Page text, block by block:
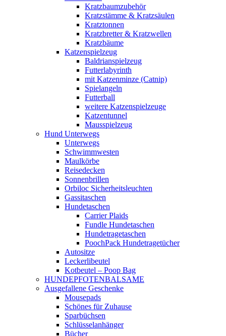
Kratzbaumzubehör
Kratzstämme & Kratzsäulen
Kratztonnen
Kratzbretter & Kratzwellen
Kratzbäume
Katzenspielzeug
Baldrianspielzeug
Futterlabyrinth
mit Katzenminze (Catnip)
Spielangeln
Futterball
weitere Katzenspielzeuge
Katzentunnel
Mausspielzeug
Hund Unterwegs
Unterwegs
Schwimmwesten
Maulkörbe
Reisedecken
Sonnenbrillen
Orbiloc Sicherheitsleuchten
Gassitaschen
Hundetaschen
Carrier Plaids
Fundle Hundetaschen
Hundetragetaschen
PoochPack Hundetragetücher
Autositze
Leckerlibeutel
Kotbeutel – Poop Bag
HUNDEPFOTENBALSAME
Ausgefallene Geschenke
Mousepads
Schönes für Zuhause
Sparbüchsen
Schlüsselanhänger
Bücher